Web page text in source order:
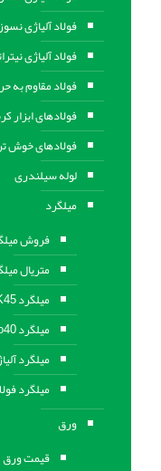
فولاد آلیاژی
فولاد آلیاژی
فولاد مقاوم به
فولادهای ابزار
فولادهای خوش
لوله سیلندری
میلگرد
فروش
متریال
میلگرد CK45
میلگرد Mo40
میلگرد
میلگرد
ورق
قیمت ورق